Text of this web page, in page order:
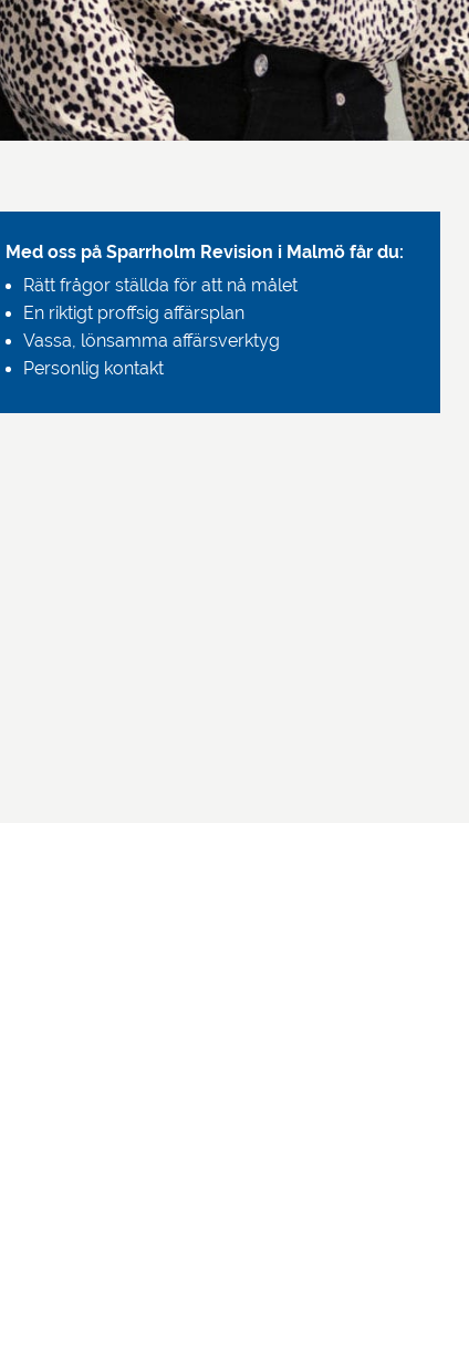
Med oss på Sparrholm Revision i Malmö får du:
Rätt frågor ställda för att nå målet
En riktigt proffsig affärsplan
Vassa, lönsamma affärsverktyg
Personlig kontakt